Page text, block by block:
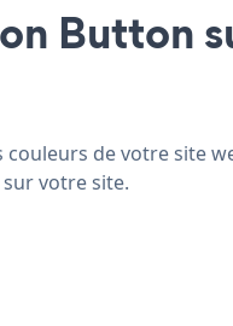
Button
de votre site
votre site.